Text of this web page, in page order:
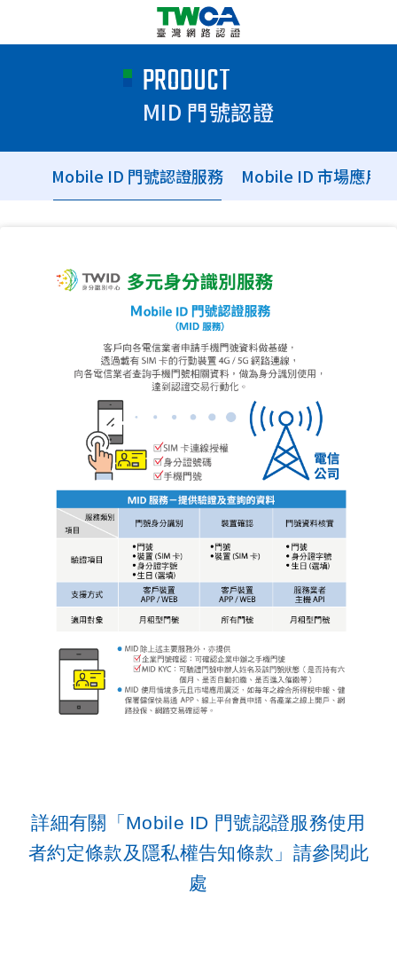
PRODUCT
MID 門號認證
Mobile ID 門號認證服務 Mobile ID 市場應用
詳細有關「 Mobile ID 門號認證服務使用
者約定條款及隱私權告知條款 」請參閱此
處